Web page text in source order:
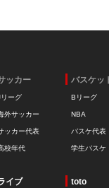
ッカー
ーグ
外サッカー
ッカー代表
校年代
バスケッ
Bリーグ
NBA
バスケ代表
学生バスケ
イブ toto